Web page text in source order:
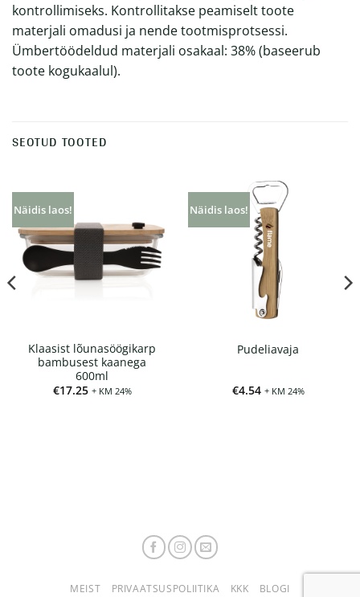
kontrollimiseks. Kontrollitakse peamiselt toote
materjali omadusi ja nende tootmisprotsessi.
Ümbertöödeldud materjali osakaal: 38% (baseerub
toote kogukaalul).
SEOTUD TOOTED
Näidis laos!
Klaasist lõunasöögikarp
bambusest kaanega
600ml
€17.25 + KM 24%
Näidis laos!
Pudeliavaja
€4.54 + KM 24%
MEIST PRIVAATSUSPOLIITIKA KKK BLOGI